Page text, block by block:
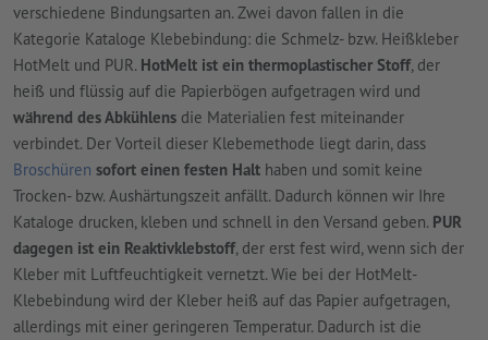
verschiedene Bindungsarten an. Zwei davon fallen in die
Kategorie Kataloge Klebebindung: die Schmelz- bzw. Heißkleber
HotMelt und PUR. HotMelt ist ein thermoplastischer Stoff, der
heiß und flüssig auf die Papierbögen aufgetragen wird und
während des Abkühlens die Materialien fest miteinander
verbindet. Der Vorteil dieser Klebemethode liegt darin, dass
Broschüren sofort einen festen Halt haben und somit keine
Trocken- bzw. Aushärtungszeit anfällt. Dadurch können wir Ihre
Kataloge drucken, kleben und schnell in den Versand geben. PUR
dagegen ist ein Reaktivklebstoff, der erst fest wird, wenn sich der
Kleber mit Luftfeuchtigkeit vernetzt. Wie bei der HotMelt-
Klebebindung wird der Kleber heiß auf das Papier aufgetragen,
allerdings mit einer geringeren Temperatur. Dadurch ist die